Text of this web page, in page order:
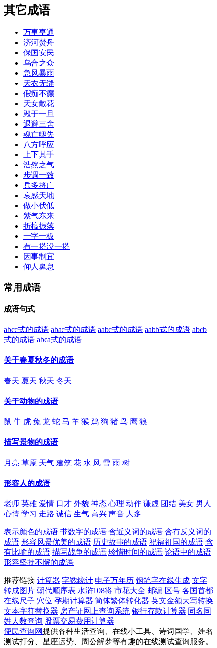
其它成语
万事亨通
济河焚舟
保国安民
乌合之众
急风暴雨
天衣无缝
假痴不癫
天女散花
毁于一旦
退避三舍
魂亡魄失
八方呼应
上下其手
浩然之气
步调一致
兵多将广
哀感天地
做小伏低
紫气东来
折槁振落
一字一板
有一搭没一搭
因事制宜
仰人鼻息
常用成语
成语句式
abcc式的成语 abac式的成语 aabc式的成语 aabb式的成语 abcb
式的成语 abca式的成语
关于春夏秋冬的成语
春天 夏天 秋天 冬天
关于动物的成语
鼠 牛 虎 兔 龙 蛇 马 羊 猴 鸡 狗 猪 鸟 鹰 狼
描写景物的成语
月亮 草原 天气 建筑 花 水 风 雪 雨 树
形容人的成语
老师 英雄 爱情 口才 外貌 神态 心理 动作 谦虚 团结 美女 男人
心情 学习 走路 诚信 生气 高兴 声音 人多
表示颜色的成语 带数字的成语 含近义词的成语 含有反义词的
成语 形容风景优美的成语 历史故事的成语 祝福祖国的成语 含
有比喻的成语 描写战争的成语 珍惜时间的成语 论语中的成语
形容坚持不懈的成语
推荐链接 计算器 字数统计 电子万年历 钢笔字在线生成 文字
转成图片 朝代顺序表 水浒108将 市花大全 邮编 区号 各国首都
在线尺子 穴位 孕期计算器 简体繁体转化器 英文金额大写转换
文本字符替换器 房产证网上查询系统 银行存款计算器 同名同
姓人数查询 股票交易费用计算器
便民查询网提供各种生活查询、在线小工具、诗词国学、姓名
测试打分、星座运势、周公解梦等有趣的在线测试查询服务。